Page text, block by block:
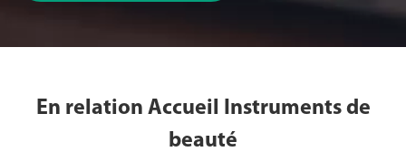
En relation Accueil Instruments de
beauté